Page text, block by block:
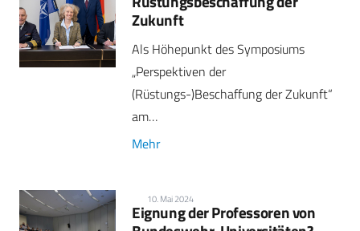
Zukunft
Als Höhepunkt des Symposiums
„Perspektiven der
(Rüstungs-)Beschaffung der Zukunft“
am…
Mehr
10. Mai 2024
Eignung der Professoren von